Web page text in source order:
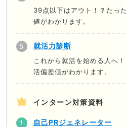
39点以下はアウト！？たっ
値がわかります。
就活力診断
これから就活を始める人へ
活偏差値がわかります。
インターン対策資料
自己PRジェネレーター